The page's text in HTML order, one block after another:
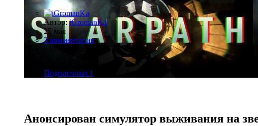
Автор:iGromanKa
25 мая
3 комментария
Подписчики 1
Анонсирован симулятор выживания на